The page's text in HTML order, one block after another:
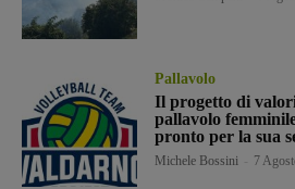
Pallavolo
Il progetto di
pallavolo
pronto per la sua
Michele Bossini 7